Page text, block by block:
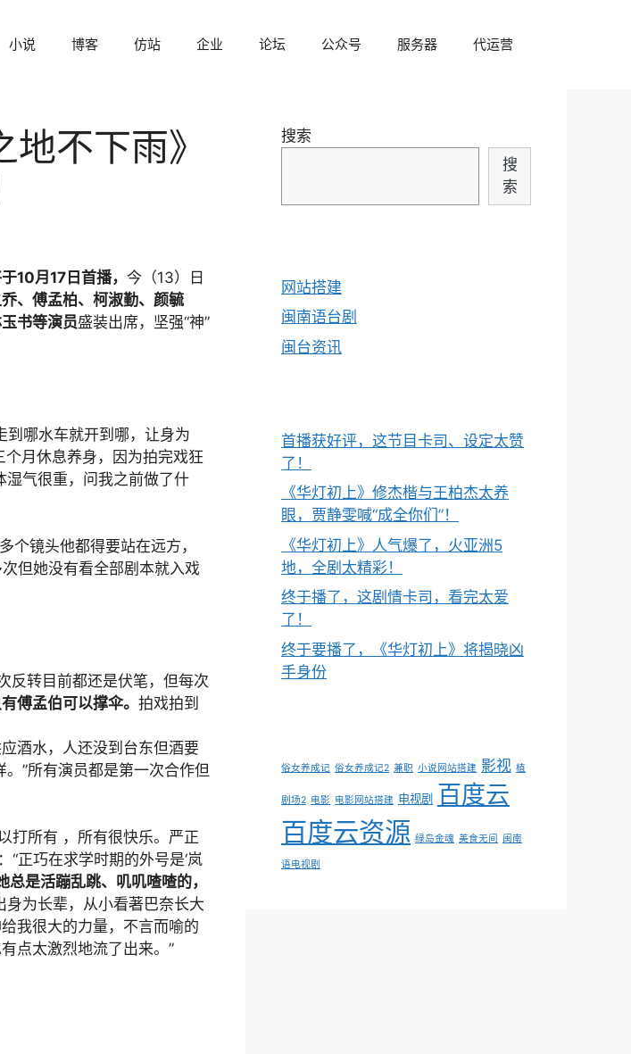
小说 博客 仿站 企业 论坛 公众号 服务器 代运营
不下雨》
10月17日首播， 今（13）日
、傅孟柏、柯淑勤、颜毓
书等演员盛装出席，坚强“神”
到哪水车就开到哪，让身为
个月休息养身，因为拍完戏狂
湿气很重，问我之前做了什
个镜头他都得要站在远方，
但她没有看全部剧本就入戏
反转目前都还是伏笔，但每次
傅孟伯可以撑伞。 拍戏拍到
酒水，人还没到台东但酒要
”所有演员都是第一次合作但
打所有 ，所有很快乐。严正
“正巧在求学时期的外号是‘岚
总是活蹦乱跳、叽叽喳喳的，
身为长辈，从小看著巴奈长大
我很大的力量，不言而喻的
点太激烈地流了出来。”
搜索
搜
索
网站搭建
闽南语台剧
闽台资讯
首播获好评，这节目卡司、设定太赞
了！
《华灯初上》修杰楷与王柏杰太养
眼，贾静雯喊“成全你们”！
《华灯初上》人气爆了，火亚洲5
地，全剧太精彩！
终于播了，这剧情卡司，看完太爱
了！
终于要播了，《华灯初上》将揭晓凶
手身份
俗女养成记 俗女养成记2 兼职 小说网站搭建 影视 植
剧场2 电影 电影网站搭建 电视剧 百度云
百度云资源 绿岛金魂 美食无间 闽南
语电视剧